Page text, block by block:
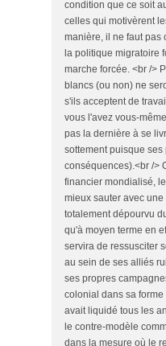
condition que ce soit
celles qui motivèrent
manière, il ne faut pas
la politique migratoire
marche forcée. <br />
blancs (ou non) ne
s'ils acceptent de
vous l'avez vous-
pas la dernière à se
sottement puisque
conséquences).<br />
financier mondialisé,
mieux sauter avec
totalement dépourvu
qu'à moyen terme en
servira de ressusciter
au sein de ses alliés
ses propres
colonial dans sa
avait liquidé tous les
le contre-modèle
dans la mesure où le